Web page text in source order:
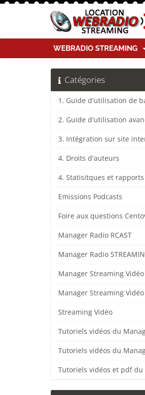
WEBRADIO STREAMING
Catégories
4. Droits d'auteurs
Emissions Podcasts
Manager Radio RCAST
Streaming Vidéo